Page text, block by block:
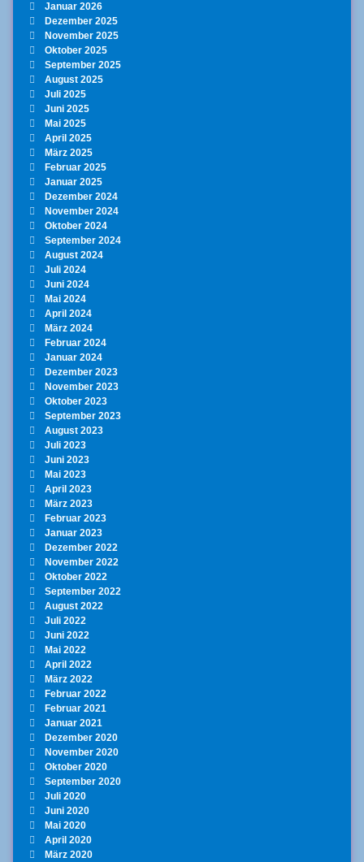
Januar 2026
Dezember 2025
November 2025
Oktober 2025
September 2025
August 2025
Juli 2025
Juni 2025
Mai 2025
April 2025
März 2025
Februar 2025
Januar 2025
Dezember 2024
November 2024
Oktober 2024
September 2024
August 2024
Juli 2024
Juni 2024
Mai 2024
April 2024
März 2024
Februar 2024
Januar 2024
Dezember 2023
November 2023
Oktober 2023
September 2023
August 2023
Juli 2023
Juni 2023
Mai 2023
April 2023
März 2023
Februar 2023
Januar 2023
Dezember 2022
November 2022
Oktober 2022
September 2022
August 2022
Juli 2022
Juni 2022
Mai 2022
April 2022
März 2022
Februar 2022
Februar 2021
Januar 2021
Dezember 2020
November 2020
Oktober 2020
September 2020
Juli 2020
Juni 2020
Mai 2020
April 2020
März 2020